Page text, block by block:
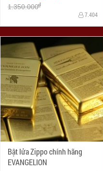
1.350.000đ
7.404
Bật lửa Zippo chính hãng
EVANGELION